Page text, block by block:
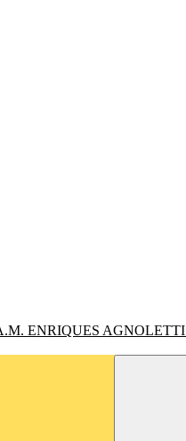
ENRIQUES AGNOLETTI